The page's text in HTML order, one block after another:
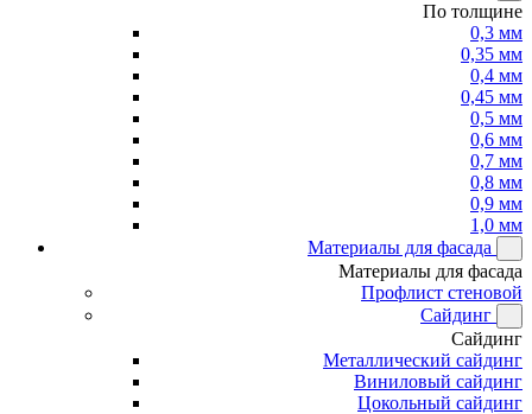
По толщине
0,3 мм
0,35 мм
0,4 мм
0,45 мм
0,5 мм
0,6 мм
0,7 мм
0,8 мм
0,9 мм
1,0 мм
Материалы для фасада
Материалы для фасада
Профлист стеновой
Сайдинг
Сайдинг
Металлический сайдинг
Виниловый сайдинг
Цокольный сайдинг